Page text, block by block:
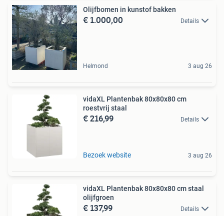
Olijfbomen in kunstof bakken
€ 1.000,00 Details
Helmond 3 aug 26
vidaXL Plantenbak 80x80x80 cm
roestvrij staal
€ 216,99 Details
Bezoek website 3 aug 26
vidaXL Plantenbak 80x80x80 cm staal
olijfgroen
€ 137,99 Details